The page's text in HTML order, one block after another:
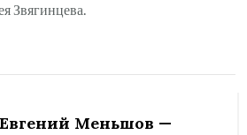
Звягинцева.
Евгений Меньшов —